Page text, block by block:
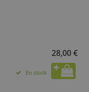
28,00 €
En stock